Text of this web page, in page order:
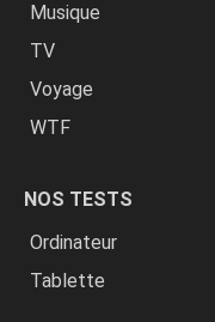
Musique
TV
Voyage
WTF
NOS TESTS
Ordinateur
Tablette